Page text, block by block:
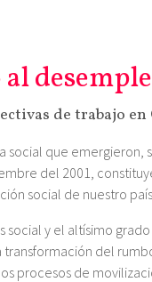
de trabajo en
social que emergieron,
del 2001,
social de nuestro
social y el altísimo
transformación del
procesos de